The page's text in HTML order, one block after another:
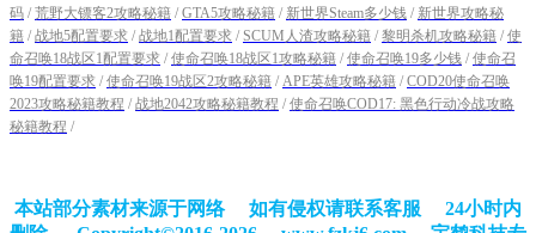
码 / 荒野大镖客2攻略秘籍 / GTA5攻略秘籍 / 新世界Steam多少钱 / 新世界攻略秘
籍 / 战地5配置要求 / 战地1配置要求 / SCUM人渣攻略秘籍 / 黎明杀机攻略秘籍 / 使
命召唤18战区1配置要求 / 使命召唤18战区1攻略秘籍 / 使命召唤19多少钱 / 使命召
唤19配置要求 / 使命召唤19战区2攻略秘籍 / APE英雄攻略秘籍 / COD20使命召唤
2023攻略秘籍教程 / 战地2042攻略秘籍教程 / 使命召唤COD17: 黑色行动冷战攻略
秘籍教程 /
本站部分素材来源于网络 如有侵权请联系客服 24小时内